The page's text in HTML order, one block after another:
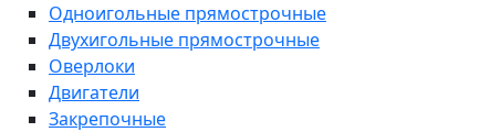
Одноигольные прямострочные
Двухигольные прямострочные
Оверлоки
Двигатели
Закрепочные